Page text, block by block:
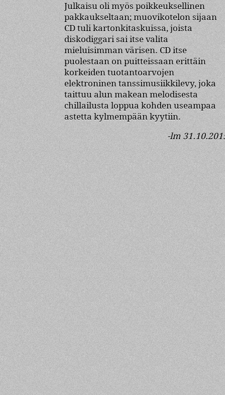
Julkaisu oli myös poikkeuksellinen
pakkaukseltaan; muovikotelon sijaan
CD tuli kartonkitaskuissa, joista
diskodiggari sai itse valita
mieluisimman värisen. CD itse
puolestaan on puitteissaan erittäin
korkeiden tuotantoarvojen
elektroninen tanssimusiikkilevy, joka
taittuu alun makean melodisesta
chillailusta loppua kohden useampaa
astetta kylmempään kyytiin.
-lm